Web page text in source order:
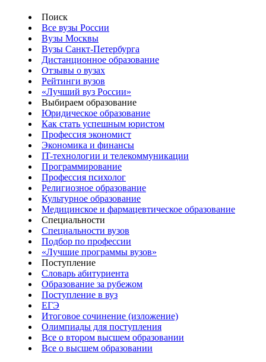
Поиск
Все вузы России
Вузы Москвы
Вузы Санкт-Петербурга
Дистанционное образование
Отзывы о вузах
Рейтинги вузов
«Лучший вуз России»
Выбираем образование
Юридическое образование
Как стать успешным юристом
Профессия экономист
Экономика и финансы
IT-технологии и телекоммуникации
Программирование
Профессия психолог
Религиозное образование
Культурное образование
Медицинское и фармацевтическое образование
Специальности
Специальности вузов
Подбор по профессии
«Лучшие программы вузов»
Поступление
Словарь абитуриента
Образование за рубежом
Поступление в вуз
ЕГЭ
Итоговое сочинение (изложение)
Олимпиады для поступления
Все о втором высшем образовании
Все о высшем образовании